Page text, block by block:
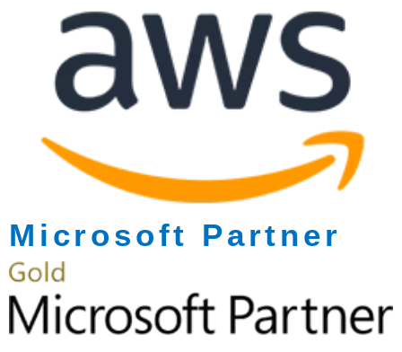
Microsoft Partner